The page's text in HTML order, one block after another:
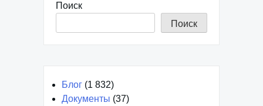
Поиск
Поиск
Блог (1 832)
Документы (37)